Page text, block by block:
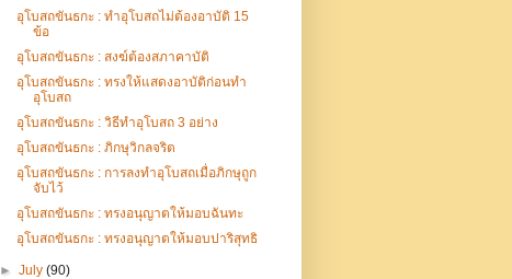
อุโบสถขันธกะ : ทำอุโบสถไม่ต้องอาบัติ 15
ข้อ
อุโบสถขันธกะ : สงฆ์ต้องสภาคาบัติ
อุโบสถขันธกะ : ทรงให้แสดงอาบัติก่อนทำ
อุโบสถ
อุโบสถขันธกะ : วิธีทำอุโบสถ 3 อย่าง
อุโบสถขันธกะ : ภิกษุวิกลจริต
อุโบสถขันธกะ : การลงทำอุโบสถเมื่อภิกษุถูก
จับไว้
อุโบสถขันธกะ : ทรงอนุญาตให้มอบฉันทะ
อุโบสถขันธกะ : ทรงอนุญาตให้มอบปาริสุทธิ
►July(90)